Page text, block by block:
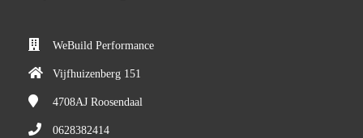
WeBuild Performance
Vijfhuizenberg 151
4708AJ Roosendaal
0628382414